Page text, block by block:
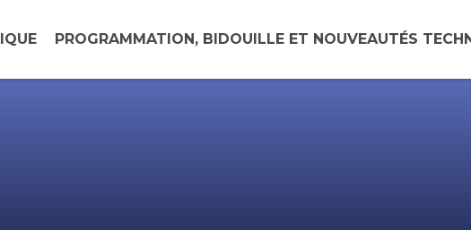
PROGRAMMATION, BIDOUILLE ET NOUVEAUTÉS